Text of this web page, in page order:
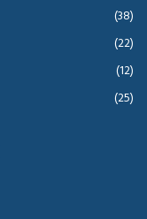
(38)
(22)
(12)
(25)